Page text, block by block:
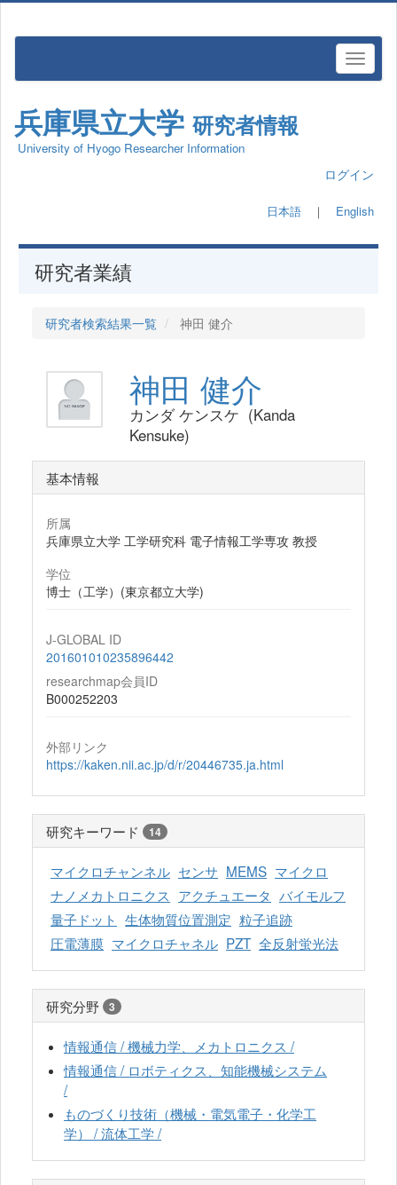
兵庫県立大学 研究者情報
University of Hyogo Researcher Information
ログイン
日本語 ｜ English
研究者業績
研究者検索結果一覧 神田 健介
神田 健介
カンダ ケンスケ (Kanda
Kensuke)
基本情報
所属
兵庫県立大学 工学研究科 電子情報工学専攻 教授
学位
博士（工学）(東京都立大学)
J-GLOBAL ID
201601010235896442
researchmap会員ID
B000252203
外部リンク
https://kaken.nii.ac.jp/d/r/20446735.ja.html
研究キーワード 14
マイクロチャンネル センサ MEMS マイクロ
ナノメカトロニクス アクチュエータ バイモルフ
量子ドット 生体物質位置測定 粒子追跡
圧電薄膜 マイクロチャネル PZT 全反射蛍光法
研究分野 3
情報通信 / 機械力学、メカトロニクス /
情報通信 / ロボティクス、知能機械システム
/
ものづくり技術（機械・電気電子・化学工
学） / 流体工学 /